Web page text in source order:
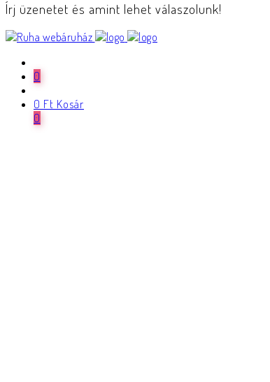
Írj üzenetet és amint lehet válaszolunk!
0
0 Ft Kosár
0